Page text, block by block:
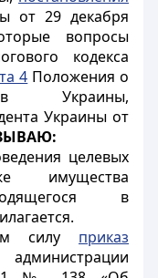
от 29 декабря
вопросы
кодекса
4 Положения о
Украины,
Украины от
целевых
имущества
в
силу приказ
администрации